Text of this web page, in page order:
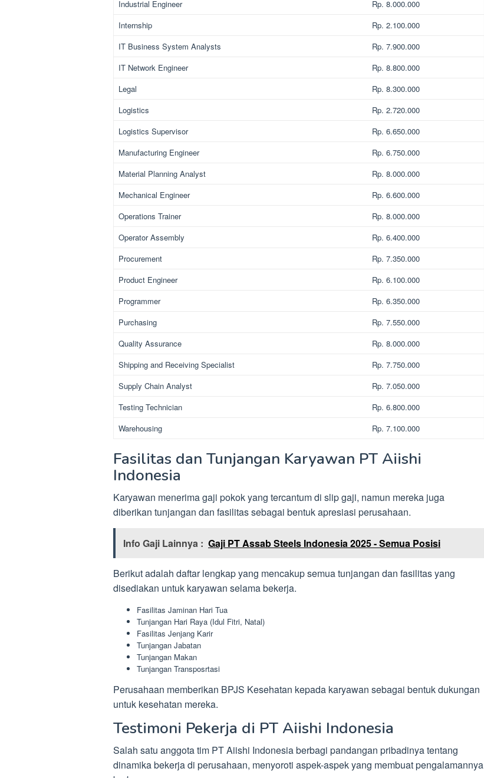
Industrial Engineer
Rp. 8.000.000
Internship
Rp. 2.100.000
IT Business System Analysts
Rp. 7.900.000
IT Network Engineer
Rp. 8.800.000
Legal
Rp. 8.300.000
Logistics
Rp. 2.720.000
Logistics Supervisor
Rp. 6.650.000
Manufacturing Engineer
Rp. 6.750.000
Material Planning Analyst
Rp. 8.000.000
Mechanical Engineer
Rp. 6.600.000
Operations Trainer
Rp. 8.000.000
Operator Assembly
Rp. 6.400.000
Procurement
Rp. 7.350.000
Product Engineer
Rp. 6.100.000
Programmer
Rp. 6.350.000
Purchasing
Rp. 7.550.000
Quality Assurance
Rp. 8.000.000
Shipping and Receiving Specialist
Rp. 7.750.000
Supply Chain Analyst
Rp. 7.050.000
Testing Technician
Rp. 6.800.000
Warehousing
Rp. 7.100.000
Fasilitas dan Tunjangan Karyawan PT Aiishi
Indonesia
Karyawan menerima gaji pokok yang tercantum di slip gaji, namun mereka juga
diberikan tunjangan dan fasilitas sebagai bentuk apresiasi perusahaan.
Info Gaji Lainnya : Gaji PT Assab Steels Indonesia 2025 - Semua Posisi
Berikut adalah daftar lengkap yang mencakup semua tunjangan dan fasilitas yang
disediakan untuk karyawan selama bekerja.
Fasilitas Jaminan Hari Tua
Tunjangan Hari Raya (Idul Fitri, Natal)
Fasilitas Jenjang Karir
Tunjangan Jabatan
Tunjangan Makan
Tunjangan Transposrtasi
Perusahaan memberikan BPJS Kesehatan kepada karyawan sebagai bentuk dukungan
untuk kesehatan mereka.
Testimoni Pekerja di PT Aiishi Indonesia
Salah satu anggota tim PT Aiishi Indonesia berbagi pandangan pribadinya tentang
dinamika bekerja di perusahaan, menyoroti aspek-aspek yang membuat pengalamannya